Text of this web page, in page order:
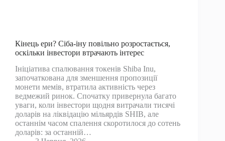
Кінець ери? Сіба-іну повільно розростається,
оскільки інвестори втрачають інтерес
Ініціатива спалювання токенів Shiba Inu,
започаткована для зменшення пропозиції
монети мемів, втратила активність через
ведмежий ринок. Спочатку привернула багато
уваги, коли інвестори щодня витрачали тисячі
доларів на ліквідацію мільярдів SHIB, але
останнім часом спалення скоротилося до сотень
доларів: за останній…